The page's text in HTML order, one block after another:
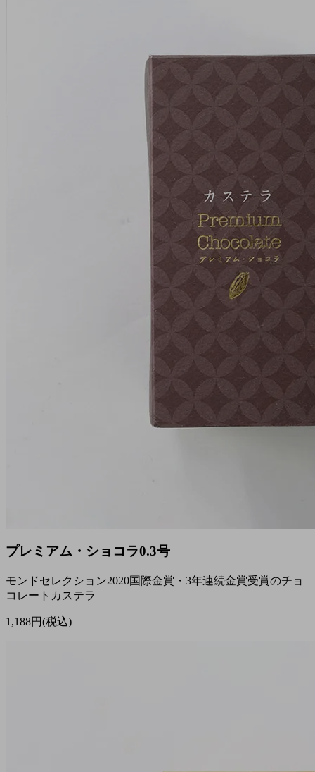
プレミアム・ショコラ0.3号
モンドセレクション2020国際金賞・3年連続金賞受賞のチョ
コレートカステラ
1,188円(税込)